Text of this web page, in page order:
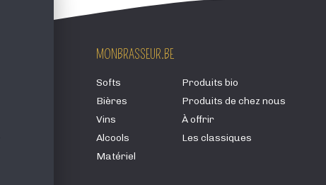
MONBRASSEUR.BE
Softs
Bières
Vins
Alcools
Matériel
Produits bio
Produits de chez nous
À offrir
Les classiques